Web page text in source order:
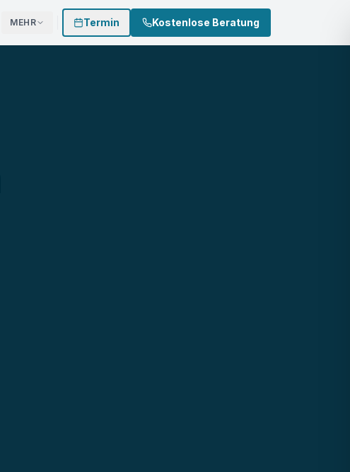
MEHR Termin Kostenlose Beratung
02351 - 874 3002 0170 - 500 4022 Termin buchen